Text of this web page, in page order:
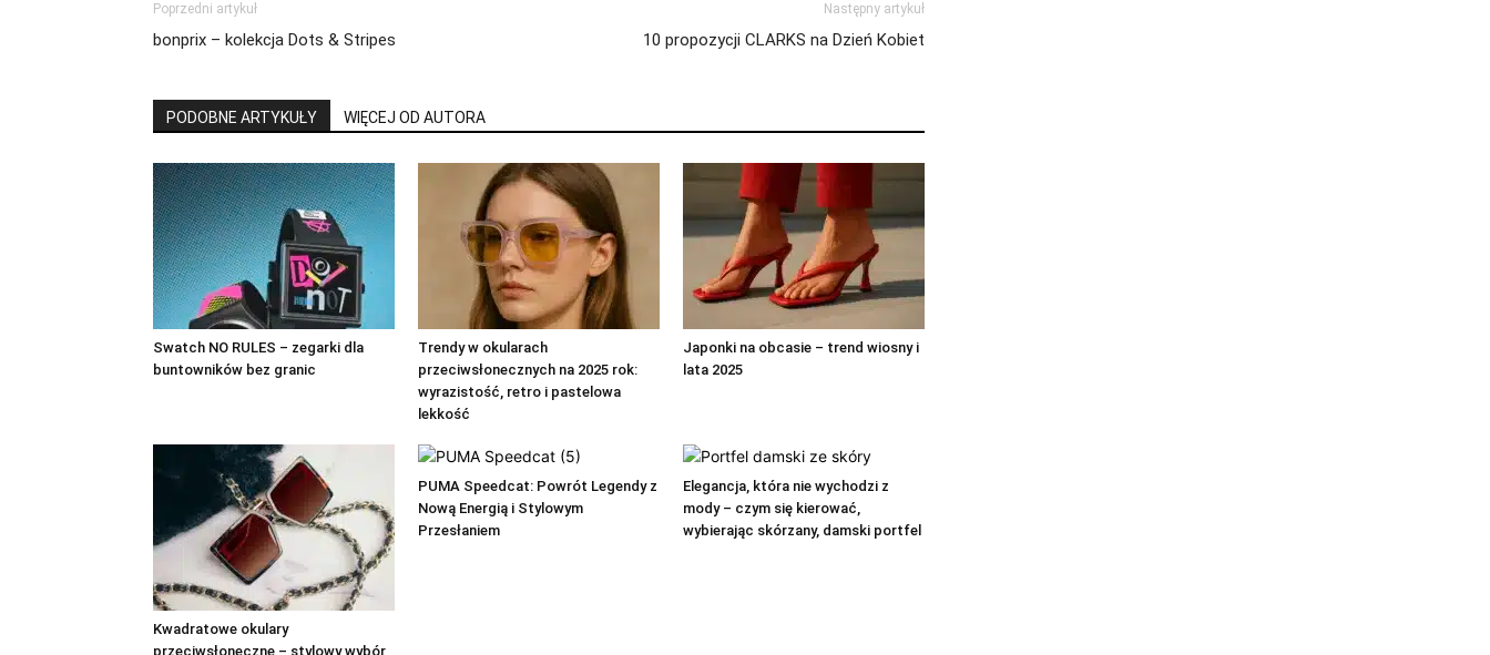
Poprzedni artykuł
bonprix – kolekcja Dots & Stripes
Następny artykuł
10 propozycji CLARKS na Dzień Kobiet
PODOBNE ARTYKUŁY WIĘCEJ OD AUTORA
Swatch NO RULES – zegarki dla
buntowników bez granic
Trendy w okularach
przeciwsłonecznych na 2025 rok:
wyrazistość, retro i pastelowa
lekkość
Japonki na obcasie – trend wiosny i
lata 2025
Kwadratowe okulary
przeciwsłoneczne – stylowy wybór
PUMA Speedcat: Powrót Legendy z
Nową Energią i Stylowym
Przesłaniem
Elegancja, która nie wychodzi z
mody – czym się kierować,
wybierając skórzany, damski portfel